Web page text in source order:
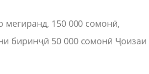
150 000 сомонӣ,
биринҷӣ 50 000 сомонӣ Ҷоизаи